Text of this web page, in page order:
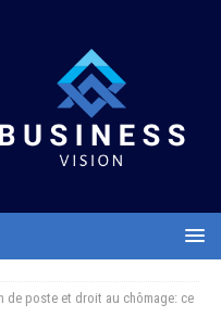
de poste et droit au chômage: ce